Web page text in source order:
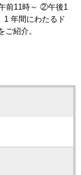
前11時～ ②午後1
1 年間にわたるド
紹介。